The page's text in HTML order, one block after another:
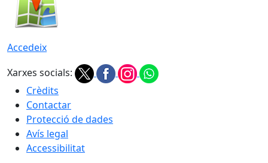
Accedeix
Xarxes socials:
Crèdits
Contactar
Protecció de dades
Avís legal
Accessibilitat